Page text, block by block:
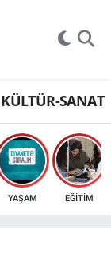
KÜLTÜR-SANAT
YAŞAM EĞİTİM